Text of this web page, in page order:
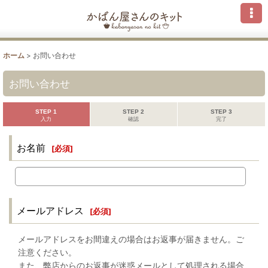
ホーム > お問い合わせ
お問い合わせ
STEP 1
入力
STEP 2
確認
STEP 3
完了
お名前 [必須]
メールアドレス [必須]
メールアドレスをお間違えの場合はお返事が届きません。ご
注意ください。
また、弊店からのお返事が迷惑メールとして処理される場合